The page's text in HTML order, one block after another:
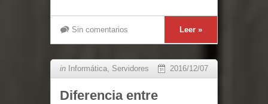
Sin comentarios Leer »
in Informática, Servidores 2016/12/07
Diferencia entre